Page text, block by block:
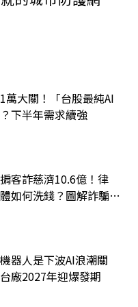
萬大關！「台股最純AI
下半年需求續強
客詐慈濟10.6億！律
如何洗錢？圖解詐騙關
器人是下波AI浪潮關
廠2027年迎爆發期